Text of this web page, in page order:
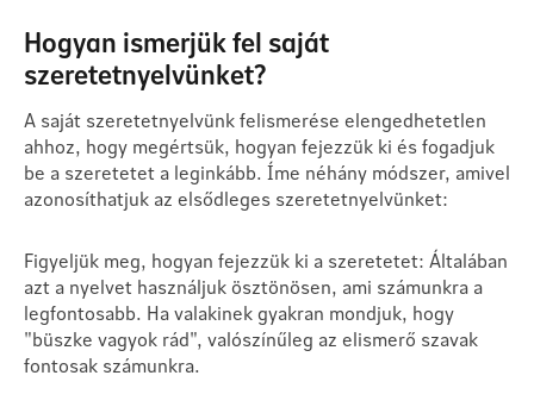
Hogyan ismerjük fel saját
szeretetnyelvünket?
A saját szeretetnyelvünk felismerése elengedhetetlen
ahhoz, hogy megértsük, hogyan fejezzük ki és fogadjuk
be a szeretetet a leginkább. Íme néhány módszer, amivel
azonosíthatjuk az elsődleges szeretetnyelvünket:
Figyeljük meg, hogyan fejezzük ki a szeretetet: Általában
azt a nyelvet használjuk ösztönösen, ami számunkra a
legfontosabb. Ha valakinek gyakran mondjuk, hogy
"büszke vagyok rád", valószínűleg az elismerő szavak
fontosak számunkra.